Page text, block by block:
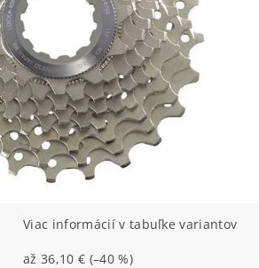
Viac informácií v tabuľke variantov
až36,10 € (–40 %)